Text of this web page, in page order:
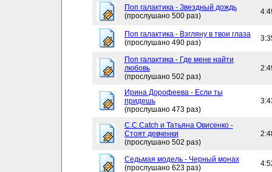
Поп галактика - Звездный дождь
(прослушано 500 раз)
Поп галактика - Взгляну в твои глаза
(прослушано 490 раз)
Поп галактика - Где мене найти
любовь
(прослушано 502 раз)
Ирина Дорофеева - Если ты
придешь
(прослушано 473 раз)
C.C.Catch и Татьяна Овисенко -
Стоят девченки
(прослушано 502 раз)
Седьмая модель - Черный монах
(прослушано 623 раз)